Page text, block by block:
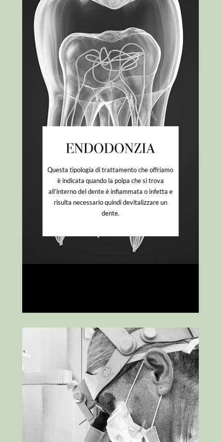
Questa tipologia di trattamento che offriamo
è indicata quando la polpa che si trova
all’interno del dente è infiammata o infetta e
risulta necessario quindi devitalizzare un
dente.